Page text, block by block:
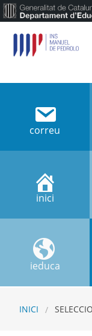
correu
inici
ieduca
INICI